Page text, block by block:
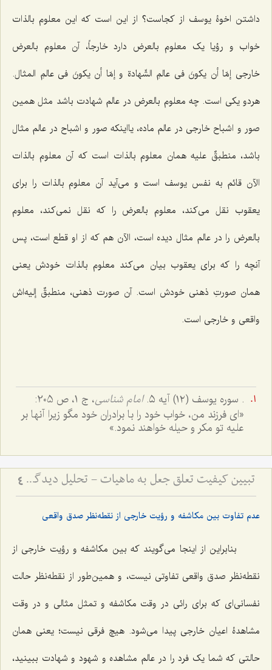
داشتن اخوۀ یوسف از کجاست؟ از این است که این معلوم بالذات
خواب و رؤیا یک معلوم بالعرض دارد خارجاً، آن معلوم بالعرض
خارجی إمّا أن یکونَ فی عالمِ الشّهادة و إمّا أن یکونَ فی عالمِ المثال.
هردو یکی است. چه معلوم بالعرض در عالم شهادت باشد مثل همین
صور و اشباح خارجی در عالم ماده، یااینکه صور و اشباح در عالم مثال
باشد، منطبقٌ علیه همان معلوم بالذات است که آن معلوم بالذات
الآن قائم به نفس یوسف است و می‌آید آن معلوم بالذات را برای
یعقوب نقل می‌کند، معلوم بالعرض را که نقل نمی‌کند، معلوم
بالعرض را در عالم مثال دیده است، الآن هم که از او قطع است، پس
آنچه را که برای یعقوب بیان می‌کند معلوم بالذات خودش یعنی
همان صورتِ ذهنی خودش است. آن صورت ذهنی، منطبقٌ إلیه‌اش
واقعی و خارجی است.
. سوره یوسف (١٢) آیه ٥. امام شناسی، ج 1، ص 205:
«ای فرزند من، خواب خود را با برادران خود مگو زیرا آنها بر
علیه تو مکر و حیله خواهند نمود.»
تبیین کیفیت تعلق جعل به ماهیات - تحلیل دیدگاه اصالت ماهیت و نسبت آن با واقعیت‌های خارجی 4
عدم تفاوت بین مکاشفه و رؤیت خارجی از نقطه‌نظر صدق واقعی
بنابراین از اینجا می‌گویند که بین مکاشفه و رؤیت خارجی از
نقطه‌نظر صدق واقعی تفاوتی نیست، و همین‌طور از نقطه‌نظر حالت
نفسانی‌ای که برای رائی در وقت مکاشفه و تمثل مثالی و در وقت
مشاهدۀ اعیان خارجی پیدا می‌شود. هیچ فرقی نیست؛ یعنی همان
حالتی که شما یک فرد را در عالم مشاهده و شهود و شهادت ببینید،